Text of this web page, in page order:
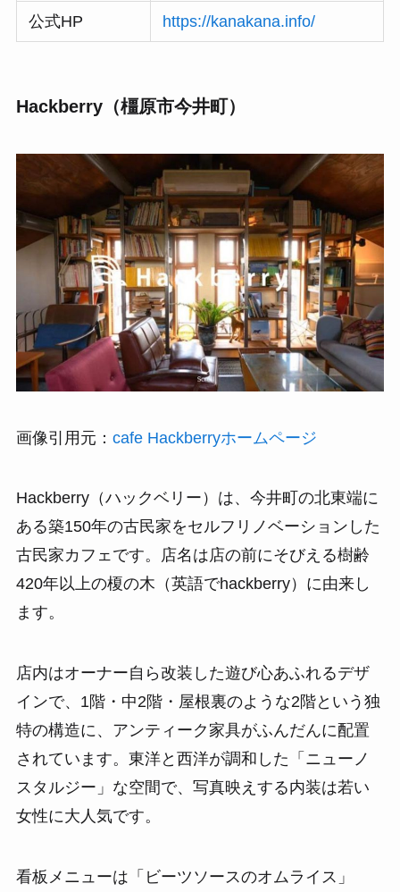
公式HP https://kanakana.info/
Hackberry（橿原市今井町）
画像引用元： cafe Hackberryホームページ
Hackberry（ハックベリー）は、今井町の北東端に
ある築150年の古民家をセルフリノベーションした
古民家カフェです。店名は店の前にそびえる樹齢
420年以上の榎の木（英語でhackberry）に由来し
ます。
店内はオーナー自ら改装した遊び心あふれるデザ
インで、1階・中2階・屋根裏のような2階という独
特の構造に、アンティーク家具がふんだんに配置
されています。東洋と西洋が調和した「ニューノ
スタルジー」な空間で、写真映えする内装は若い
女性に大人気です。
看板メニューは「ビーツソースのオムライス」